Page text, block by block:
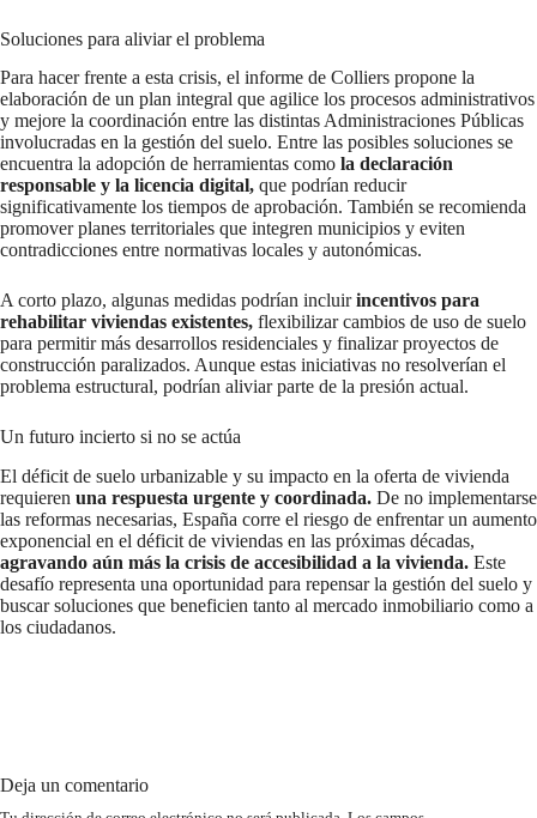
Soluciones para aliviar el problema
Para hacer frente a esta crisis, el informe de Colliers propone la
elaboración de un plan integral que agilice los procesos administrativos
y mejore la coordinación entre las distintas Administraciones Públicas
involucradas en la gestión del suelo. Entre las posibles soluciones se
encuentra la adopción de herramientas como la declaración
responsable y la licencia digital, que podrían reducir
significativamente los tiempos de aprobación. También se recomienda
promover planes territoriales que integren municipios y eviten
contradicciones entre normativas locales y autonómicas.
A corto plazo, algunas medidas podrían incluirincentivos para
rehabilitar viviendas existentes, flexibilizar cambios de uso de suelo
para permitir más desarrollos residenciales y finalizar proyectos de
construcción paralizados. Aunque estas iniciativas no resolverían el
problema estructural, podrían aliviar parte de la presión actual.
Un futuro incierto si no se actúa
El déficit de suelo urbanizable y su impacto en la oferta de vivienda
requieren una respuesta urgente y coordinada. De no implementarse
las reformas necesarias, España corre el riesgo de enfrentar un aumento
exponencial en el déficit de viviendas en las próximas décadas,
agravando aún más la crisis de accesibilidad a la vivienda. Este
desafío representa una oportunidad para repensar la gestión del suelo y
buscar soluciones que beneficien tanto al mercado inmobiliario como a
los ciudadanos.
Deja un comentario